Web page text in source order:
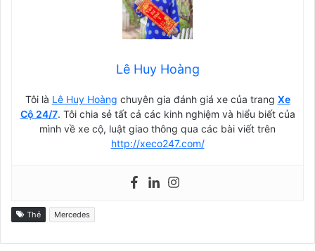
Lê Huy Hoàng
Tôi là Lê Huy Hoàng chuyên gia đánh giá xe của trang Xe
Cộ 24/7. Tôi chia sẻ tất cả các kinh nghiệm và hiểu biết của
mình về xe cộ, luật giao thông qua các bài viết trên
http://xeco247.com/
Thẻ Mercedes